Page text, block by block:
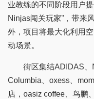
业教练的不同阶段用户
Ninjas闯关玩家”，带来
外，项目将最大化利用
动场景。
街区集结ADIDAS、
Columbia、oxess、
店，oasiz coffee、鸟鹏